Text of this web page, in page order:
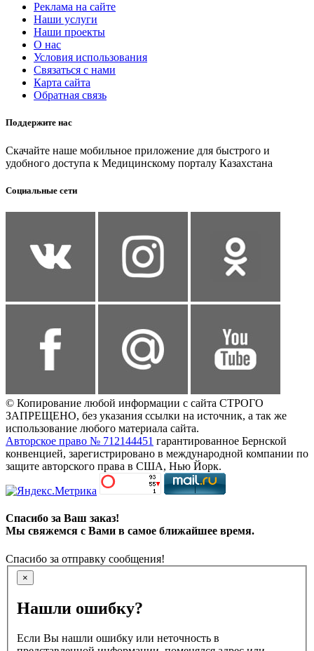
Реклама на сайте
Наши услуги
Наши проекты
О нас
Условия использования
Связаться с нами
Карта сайта
Обратная связь
Поддержите нас
Скачайте наше мобильное приложение для быстрого и
удобного доступа к Медицинскому порталу Казахстана
Социальные сети
© Копирование любой информации с сайта СТРОГО
ЗАПРЕЩЕНО, без указания ссылки на источник, а так же
использование любого материала сайта.
Авторское право № 712144451 гарантированное Бернской
конвенцией, зарегистрировано в международной компании по
защите авторского права в США, Нью Йорк.
Спасибо за Ваш заказ!
Мы свяжемся с Вами в самое ближайшее время.
Спасибо за отправку сообщения!
×
Нашли ошибку?
Если Вы нашли ошибку или неточность в